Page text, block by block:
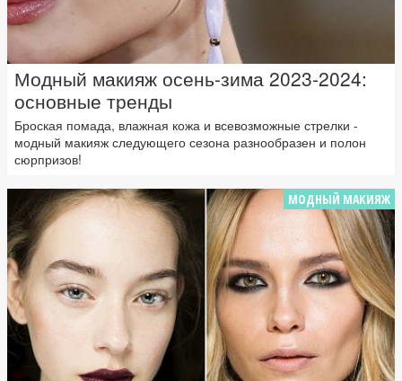
Модный макияж осень-зима 2023-2024:
основные тренды
Броская помада, влажная кожа и всевозможные стрелки -
модный макияж следующего сезона разнообразен и полон
сюрпризов!
МОДНЫЙ МАКИЯЖ